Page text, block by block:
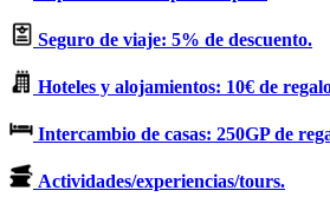
Seguro de viaje: 5% de descuento.
Hoteles y alojamientos: 10€ de
Intercambio de casas: 250GP de
Actividades/experiencias/tours.